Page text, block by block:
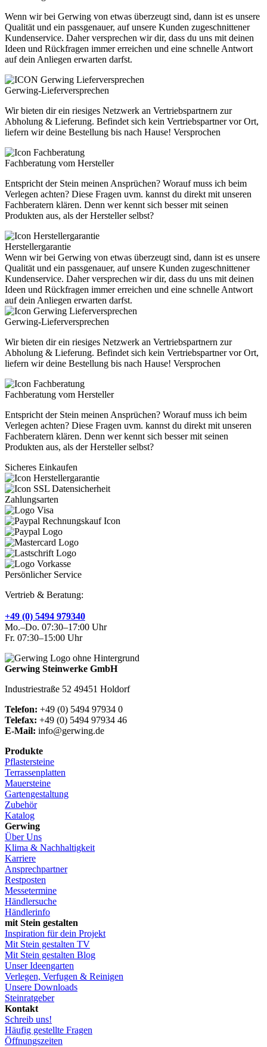
Wenn wir bei Gerwing von etwas überzeugt sind, dann ist es unsere
Qualität und ein passgenauer, auf unsere Kunden zugeschnittener
Kundenservice. Daher versprechen wir dir, dass du uns mit deinen
Ideen und Rückfragen immer erreichen und eine schnelle Antwort
auf dein Anliegen erwarten darfst.
Gerwing-Lieferversprechen
Wir bieten dir ein riesiges Netzwerk an Vertriebspartnern zur
Abholung & Lieferung. Befindet sich kein Vertriebspartner vor Ort,
liefern wir deine Bestellung bis nach Hause! Versprochen
Fachberatung vom Hersteller
Entspricht der Stein meinen Ansprüchen? Worauf muss ich beim
Verlegen achten? Diese Fragen uvm. kannst du direkt mit unseren
Fachberatern klären. Denn wer kennt sich besser mit seinen
Produkten aus, als der Hersteller selbst?
Herstellergarantie
Wenn wir bei Gerwing von etwas überzeugt sind, dann ist es unsere
Qualität und ein passgenauer, auf unsere Kunden zugeschnittener
Kundenservice. Daher versprechen wir dir, dass du uns mit deinen
Ideen und Rückfragen immer erreichen und eine schnelle Antwort
auf dein Anliegen erwarten darfst.
Gerwing-Lieferversprechen
Wir bieten dir ein riesiges Netzwerk an Vertriebspartnern zur
Abholung & Lieferung. Befindet sich kein Vertriebspartner vor Ort,
liefern wir deine Bestellung bis nach Hause! Versprochen
Fachberatung vom Hersteller
Entspricht der Stein meinen Ansprüchen? Worauf muss ich beim
Verlegen achten? Diese Fragen uvm. kannst du direkt mit unseren
Fachberatern klären. Denn wer kennt sich besser mit seinen
Produkten aus, als der Hersteller selbst?
Sicheres Einkaufen
Zahlungsarten
Persönlicher Service
Vertrieb & Beratung:
+49 (0) 5494 979340
Mo.–Do. 07:30–17:00 Uhr
Fr. 07:30–15:00 Uhr
Gerwing Steinwerke GmbH
Industriestraße 52 49451 Holdorf
Telefon: +49 (0) 5494 97934 0
Telefax: +49 (0) 5494 97934 46
E-Mail: info@gerwing.de
Produkte
Pflastersteine
Terrassenplatten
Mauersteine
Gartengestaltung
Zubehör
Katalog
Gerwing
Über Uns
Klima & Nachhaltigkeit
Karriere
Ansprechpartner
Restposten
Messetermine
Händlersuche
Händlerinfo
mit Stein gestalten
Inspiration für dein Projekt
Mit Stein gestalten TV
Mit Stein gestalten Blog
Unser Ideengarten
Verlegen, Verfugen & Reinigen
Unsere Downloads
Steinratgeber
Kontakt
Schreib uns!
Häufig gestellte Fragen
Öffnungszeiten